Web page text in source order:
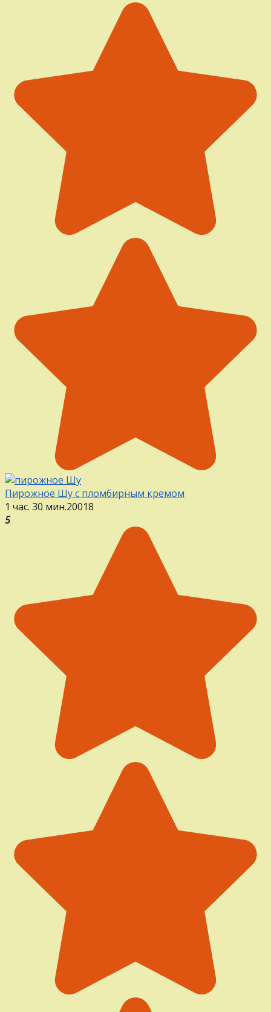
Пирожное Шу с пломбирным кремом
1 час. 30 мин.20018
5